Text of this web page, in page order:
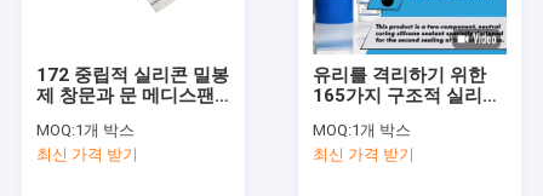
뉴스
172 중립적 실리콘 밀봉
제 창문과 문 메디스팬
MOQ:1개 박스
최신 가격 받기
유리를 격리하기 위한
165가지 구조적 실리콘
도자 2 성분
MOQ:1개 박스
최신 가격 받기